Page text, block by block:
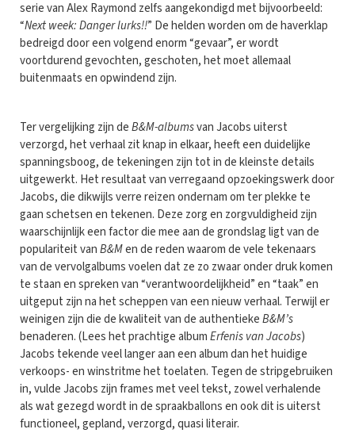
serie van Alex Raymond zelfs aangekondigd met bijvoorbeeld:
“Next week: Danger lurks!!” De helden worden om de haverklap
bedreigd door een volgend enorm “gevaar”, er wordt
voortdurend gevochten, geschoten, het moet allemaal
buitenmaats en opwindend zijn.
Ter vergelijking zijn deB&M-albumsvan Jacobs uiterst
verzorgd, het verhaal zit knap in elkaar, heeft een duidelijke
spanningsboog, de tekeningen zijn tot in de kleinste details
uitgewerkt. Het resultaat van verregaand opzoekingswerk door
Jacobs, die dikwijls verre reizen ondernam om ter plekke te
gaan schetsen en tekenen. Deze zorg en zorgvuldigheid zijn
waarschijnlijk een factor die mee aan de grondslag ligt van de
populariteit vanB&Men de reden waarom de vele tekenaars
van de vervolgalbums voelen dat ze zo zwaar onder druk komen
te staan en spreken van “verantwoordelijkheid” en “taak” en
uitgeput zijn na het scheppen van een nieuw verhaal. Terwijl er
weinigen zijn die de kwaliteit van de authentiekeB&M’s
benaderen. (Lees het prachtige albumErfenis van Jacobs)
Jacobs tekende veel langer aan een album dan het huidige
verkoops- en winstritme het toelaten. Tegen de stripgebruiken
in, vulde Jacobs zijn frames met veel tekst, zowel verhalende
als wat gezegd wordt in de spraakballons en ook dit is uiterst
functioneel, gepland, verzorgd, quasi literair.